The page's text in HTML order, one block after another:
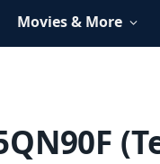
Movies & More